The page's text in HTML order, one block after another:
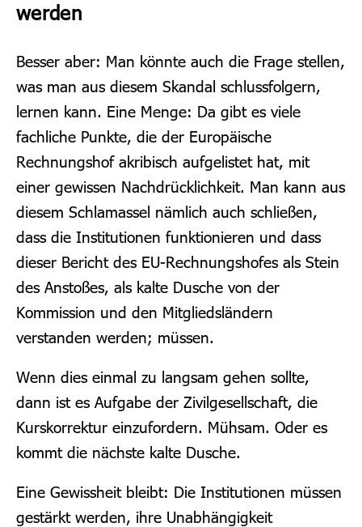
werden
Besser aber: Man könnte auch die Frage stellen,
was man aus diesem Skandal schlussfolgern,
lernen kann. Eine Menge: Da gibt es viele
fachliche Punkte, die der Europäische
Rechnungshof akribisch aufgelistet hat, mit
einer gewissen Nachdrücklichkeit. Man kann aus
diesem Schlamassel nämlich auch schließen,
dass die Institutionen funktionieren und dass
dieser Bericht des EU-Rechnungshofes als Stein
des Anstoßes, als kalte Dusche von der
Kommission und den Mitgliedsländern
verstanden werden; müssen.
Wenn dies einmal zu langsam gehen sollte,
dann ist es Aufgabe der Zivilgesellschaft, die
Kurskorrektur einzufordern. Mühsam. Oder es
kommt die nächste kalte Dusche.
Eine Gewissheit bleibt: Die Institutionen müssen
gestärkt werden, ihre Unabhängigkeit